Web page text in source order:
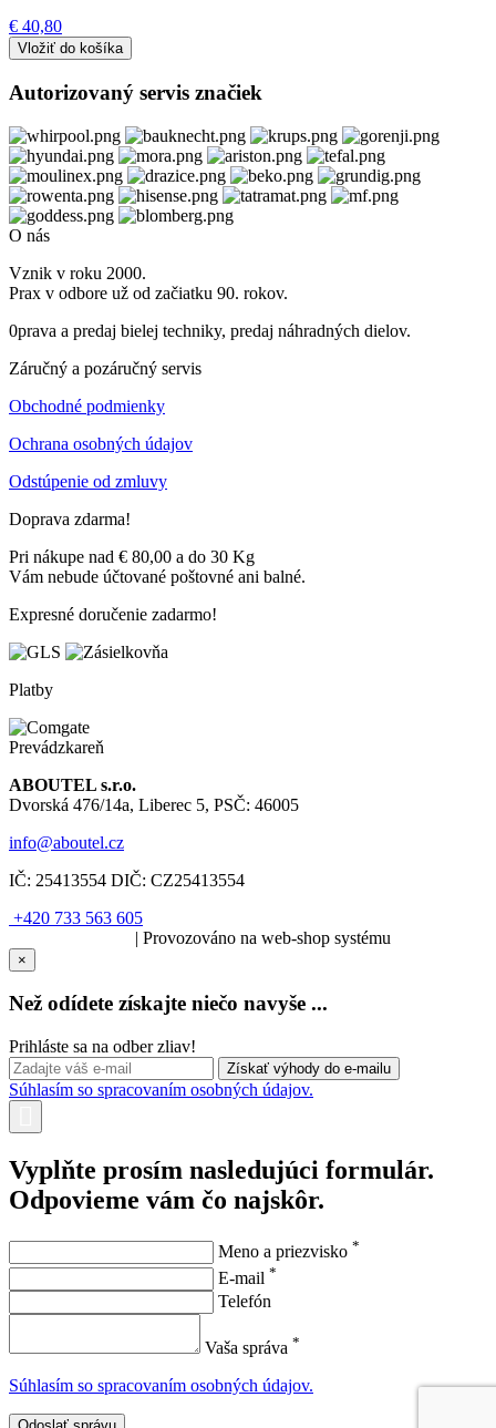
€ 40,80
Autorizovaný servis značiek
O nás
Vznik v roku 2000.
Prax v odbore už od začiatku 90. rokov.
0prava a predaj bielej techniky, predaj náhradných dielov.
Záručný a pozáručný servis
Obchodné podmienky
Ochrana osobných údajov
Odstúpenie od zmluvy
Doprava zdarma!
Pri nákupe nad € 80,00 a do 30 Kg
Vám nebude účtované poštovné ani balné.
Expresné doručenie zadarmo!
Platby
Prevádzkareň
ABOUTEL s.r.o.
Dvorská 476/14a, Liberec 5, PSČ: 46005
info@aboutel.cz
IČ: 25413554 DIČ: CZ25413554
+420 733 563 605
| Provozováno na web-shop systému
×
Než odídete získajte niečo navyše ...
Prihláste sa na odber zliav!
Súhlasím so spracovaním osobných údajov.
Vyplňte prosím nasledujúci formulár.
Odpovieme vám čo najskôr.
Meno a priezvisko *
E-mail *
Telefón
Vaša správa *
Súhlasím so spracovaním osobných údajov.